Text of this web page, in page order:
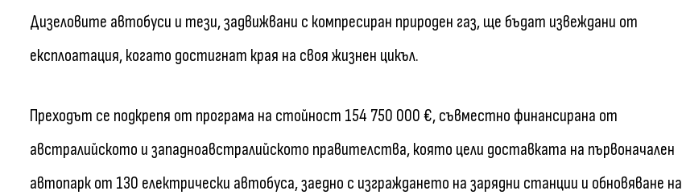
Дизеловите автобуси и тези, задвижвани с компресиран природен газ, ще бъдат извеждани от
експлоатация, когато достигнат края на своя жизнен цикъл.
Преходът се подкрепя от програма на стойност 154 750 000 €, съвместно финансирана от
австралийското и западноавстралийското правителства, която цели доставката на първоначален
автопарк от 130 електрически автобуса, заедно с изграждането на зарядни станции и обновяване на